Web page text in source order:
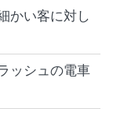
かい客に対し
ッシュの電車